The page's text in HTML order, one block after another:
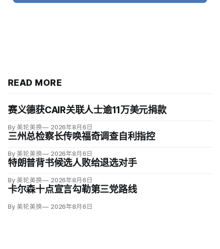
READ MORE
赛义德获CAIR关联人士逾11万美元捐款
By 美轮美换 2026年8月6日
三州总检察长传唤福奇调查自利指控
By 美轮美换 2026年8月6日
特朗普背书候选人败给退选对手
By 美轮美换 2026年8月6日
卡尔森十点宣言勾勒第三党路线
By 美轮美换 2026年8月6日